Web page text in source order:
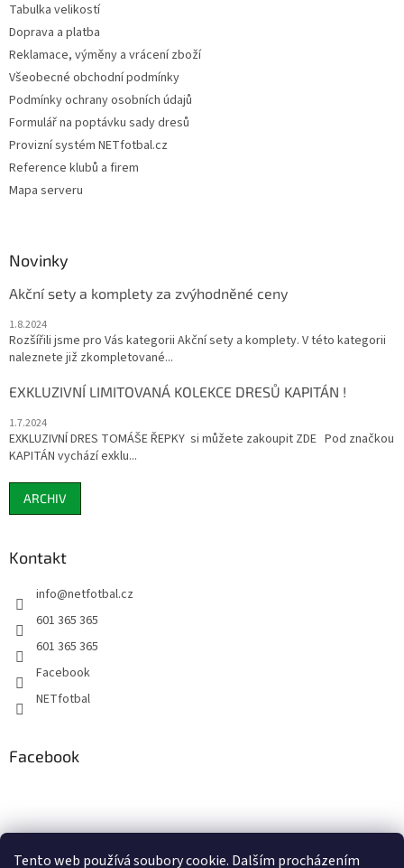
Tento web používá soubory cookie. Dalším procházením
Tabulka velikostí
Doprava a platba
Reklamace, výměny a vrácení zboží
Všeobecné obchodní podmínky
Podmínky ochrany osobních údajů
Formulář na poptávku sady dresů
Provizní systém NETfotbal.cz
Reference klubů a firem
Mapa serveru
Novinky
Akční sety a komplety za zvýhodněné ceny
1.8.2024
Rozšířili jsme pro Vás kategorii Akční sety a komplety. V této kategorii
naleznete již zkompletované...
EXKLUZIVNÍ LIMITOVANÁ KOLEKCE DRESŮ KAPITÁN !
1.7.2024
EXKLUZIVNÍ DRES TOMÁŠE ŘEPKY si můžete zakoupit ZDE Pod značkou
KAPITÁN vychází exklu...
ARCHIV
Kontakt
info@netfotbal.cz
601 365 365
601 365 365
Facebook
NETfotbal
Facebook